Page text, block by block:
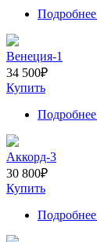
Подробнее
Венеция-1
34 500₽
Купить
Подробнее
Аккорд-3
30 800₽
Купить
Подробнее